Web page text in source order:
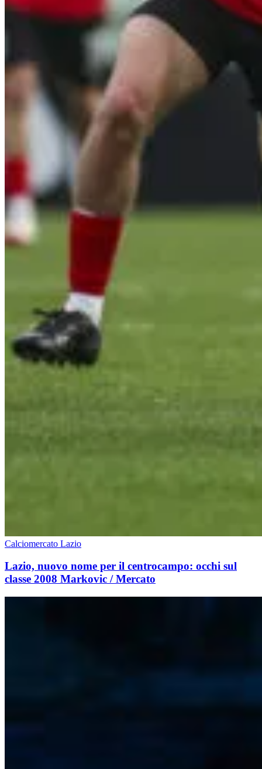
Calciomercato Lazio
Lazio, nuovo nome per il centrocampo: occhi sul
classe 2008 Markovic / Mercato